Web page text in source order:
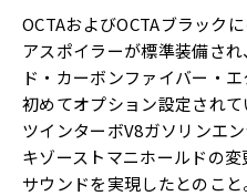
OCTAおよびOCTAブラック
アスポイラーが標準装備さ
ド・カーボンファイバー・
初めてオプション設定され
ツインターボV8ガソリンエ
キゾーストマニホールドの
サウンドを実現したとのこ